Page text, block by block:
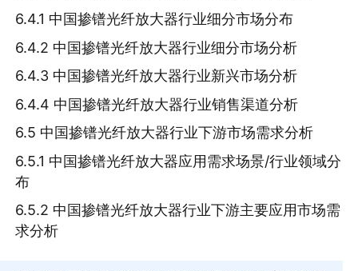
6.4.1 中国掺镨光纤放大器行业细分市场分布
6.4.2 中国掺镨光纤放大器行业细分市场分析
6.4.3 中国掺镨光纤放大器行业新兴市场分析
6.4.4 中国掺镨光纤放大器行业销售渠道分析
6.5 中国掺镨光纤放大器行业下游市场需求分析
6.5.1 中国掺镨光纤放大器应用需求场景/行业领域分
布
6.5.2 中国掺镨光纤放大器行业下游主要应用市场需
求分析